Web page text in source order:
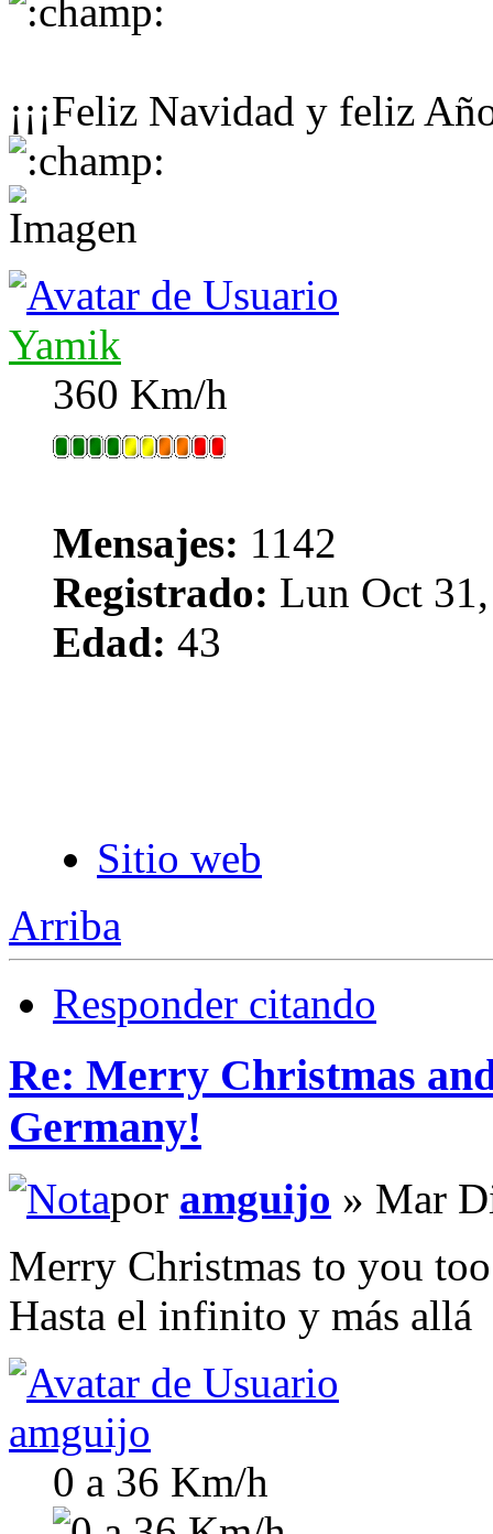
¡¡¡Feliz Navidad y feliz
Yamik
360 Km/h
Mensajes: 1142
Registrado: Lun Oct
Edad: 43
Sitio web
Arriba
Responder citando
Re: Merry Christmas
Germany!
por amguijo » Mar
Merry Christmas to you too
Hasta el infinito y más allá
amguijo
0 a 36 Km/h